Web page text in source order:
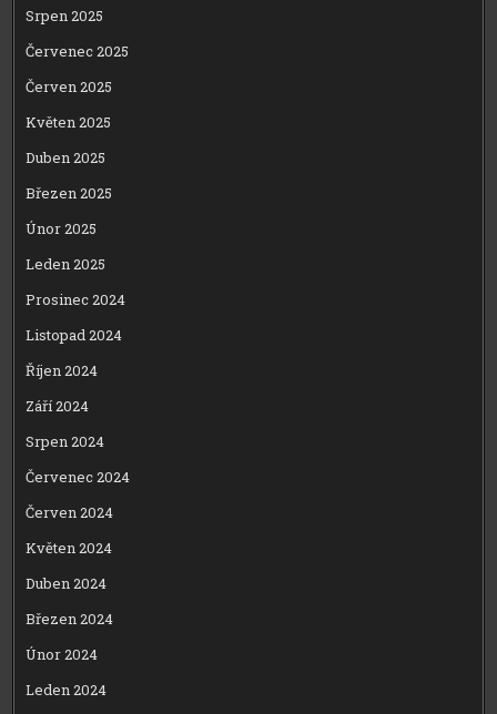
Srpen 2025
Červenec 2025
Červen 2025
Květen 2025
Duben 2025
Březen 2025
Únor 2025
Leden 2025
Prosinec 2024
Listopad 2024
Říjen 2024
Září 2024
Srpen 2024
Červenec 2024
Červen 2024
Květen 2024
Duben 2024
Březen 2024
Únor 2024
Leden 2024